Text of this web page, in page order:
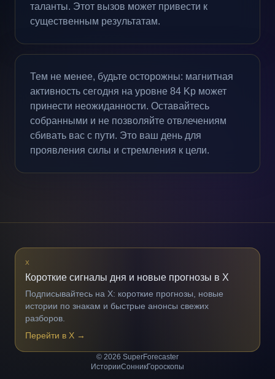
таланты. Этот вызов может привести к
существенным результатам.
Тем не менее, будьте осторожны: магнитная
активность сегодня на уровне 84 Kp может
принести неожиданности. Оставайтесь
собранными и не позволяйте отвлечениям
сбивать вас с пути. Это ваш день для
проявления силы и стремления к цели.
X
Короткие сигналы дня и новые прогнозы в X
Подписывайтесь на X: короткие прогнозы, новые
истории по знакам и быстрые анонсы свежих
разборов.
Перейти в X →
© 2026 SuperForecaster
ИсторииСонникГороскопы